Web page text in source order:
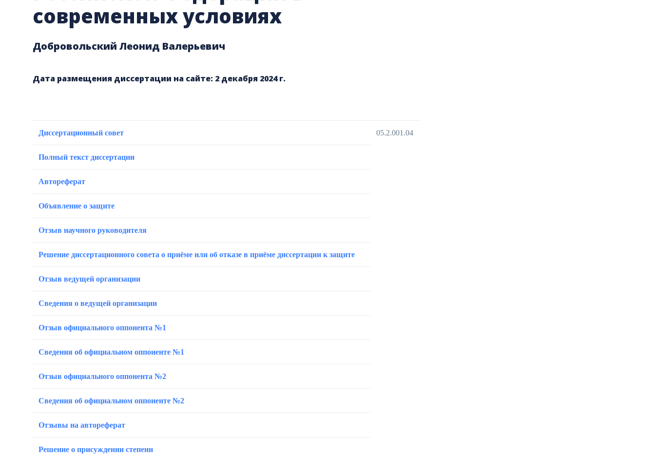
современных условиях
Добровольский Леонид Валерьевич
Дата размещения диссертации на сайте: 2 декабря 2024 г.
Диссертационный совет 05.2.001.04
Полный текст диссертации
Автореферат
Объявление о защите
Отзыв научного руководителя
Решение диссертационного совета о приёме или об отказе в приёме диссертации к защите
Отзыв ведущей организации
Сведения о ведущей организации
Отзыв официального оппонента №1
Сведения об официальном оппоненте №1
Отзыв официального оппонента №2
Сведения об официальном оппоненте №2
Отзывы на автореферат
Решение о присуждении степени